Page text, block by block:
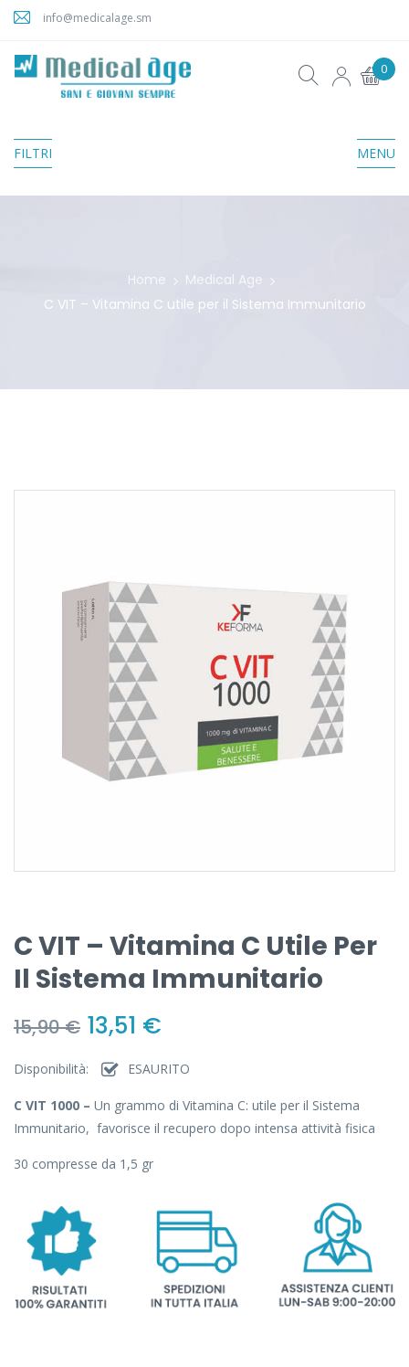
info@medicalage.sm
FILTRI MENU
0
Home
Medical Age
C VIT – Vitamina C utile per il Sistema Immunitario
C VIT – Vitamina C Utile Per
Il Sistema Immunitario
15,90€ 13,51 €
Disponibilità: ESAURITO
C VIT 1000 – Un grammo di Vitamina C: utile per il Sistema
Immunitario, favorisce il recupero dopo intensa attività fisica
30 compresse da 1,5 gr